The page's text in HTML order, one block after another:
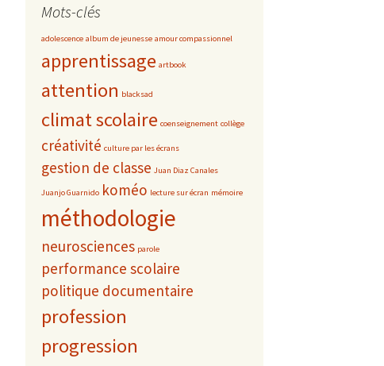
Mots-clés
adolescence album de jeunesse amour compassionnel
apprentissage artbook
attention blacksad
climat scolaire coenseignement collège
créativité culture par les écrans
gestion de classe Juan Diaz Canales
Juanjo Guarnido koméo lecture sur écran mémoire
méthodologie
neurosciences parole
performance scolaire
politique documentaire
profession
progression